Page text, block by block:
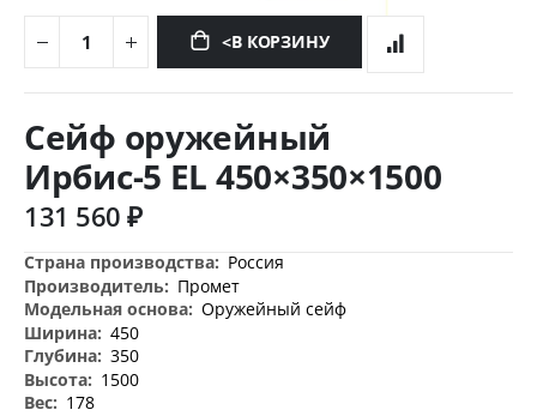
<В КОРЗИНУ
началу
галереи
изображений
Сейф оружейный
Ирбис-5 EL 450×350×1500
131 560 ₽
Дополнительная
информация
Россия
Промет
Оружейный сейф
450
350
1500
178